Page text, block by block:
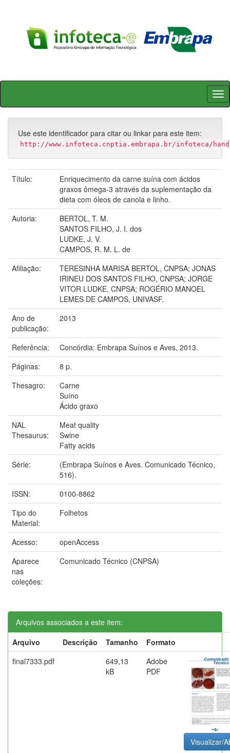
Skip
Use este identificador para citar ou linkar para este item:
http://www.infoteca.cnptia.embrapa.br/infoteca/
Título:
Enriquecimento da carne suína com ácidos
graxos ômega-3 através da suplementação da
dieta com óleos de canola e linho.
Autoria:
BERTOL, T. M.
SANTOS FILHO, J. I. dos
LUDKE, J. V.
CAMPOS, R. M. L. de
Afiliação:
TERESINHA MARISA BERTOL, CNPSA; JONAS
IRINEU DOS SANTOS FILHO, CNPSA; JORGE
VITOR LUDKE, CNPSA; ROGÉRIO MANOEL
LEMES DE CAMPOS, UNIVASF.
Ano de
publicação:
2013
Referência:
Concórdia: Embrapa Suínos e Aves, 2013.
Páginas:
8 p.
Thesagro:
Carne
Suíno
Ácido graxo
NAL
Thesaurus:
Meat quality
Swine
Fatty acids
Série:
(Embrapa Suínos e Aves. Comunicado Técnico,
516).
ISSN:
0100-8862
Tipo do
Material:
Folhetos
Acesso:
openAccess
Aparece
nas
coleções:
Comunicado Técnico (CNPSA)
Arquivos associados a este item:
Arquivo
Descrição Tamanho
Formato
final7333.pdf
649,13
kB
Adobe
PDF
Visualizar/